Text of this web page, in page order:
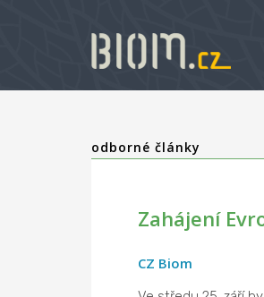
odborné články
Zahájení
CZ Biom